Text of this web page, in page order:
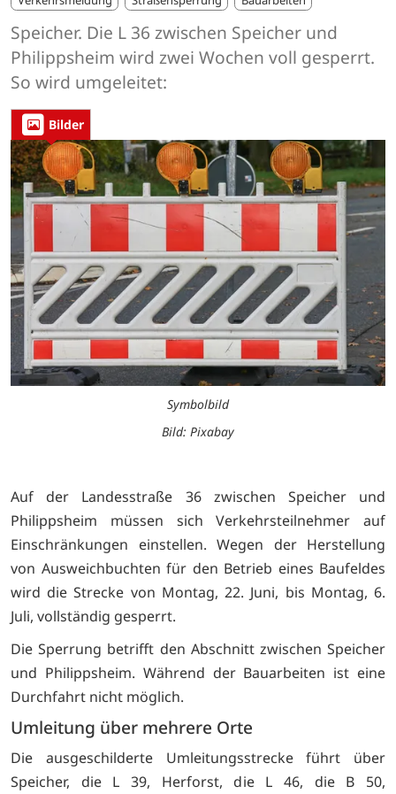
Speicher. Die L 36 zwischen Speicher und
Philippsheim wird zwei Wochen voll gesperrt.
So wird umgeleitet:
Bilder
Symbolbild
Bild: Pixabay
Auf der Landesstraße 36 zwischen Speicher und
Philippsheim müssen sich Verkehrsteilnehmer auf
Einschränkungen einstellen. Wegen der Herstellung
von Ausweichbuchten für den Betrieb eines Baufeldes
wird die Strecke von Montag, 22. Juni, bis Montag, 6.
Juli, vollständig gesperrt.
Die Sperrung betrifft den Abschnitt zwischen Speicher
und Philippsheim. Während der Bauarbeiten ist eine
Durchfahrt nicht möglich.
Umleitung über mehrere Orte
Die ausgeschilderte Umleitungsstrecke führt über
Speicher, die L 39, Herforst, die L 46, die B 50,